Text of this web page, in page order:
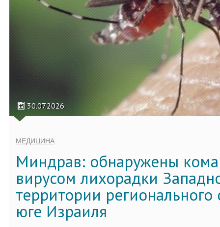
30.07.2026
МЕДИЦИНА
Миндрав: обнаружены
вирусом лихорадки
территории регионального
юге Израиля